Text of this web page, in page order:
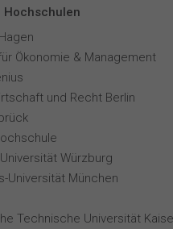
Hochschulen
Ökonomie & Management
und Recht Berlin
Würzburg
Universität München
Technische Universität